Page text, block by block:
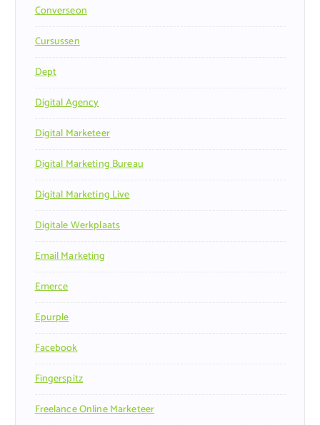
Converseon
Cursussen
Dept
Digital Agency
Digital Marketeer
Digital Marketing Bureau
Digital Marketing Live
Digitale Werkplaats
Email Marketing
Emerce
Epurple
Facebook
Fingerspitz
Freelance Online Marketeer